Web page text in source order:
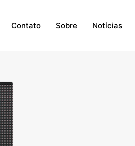
Contato Sobre Notícias